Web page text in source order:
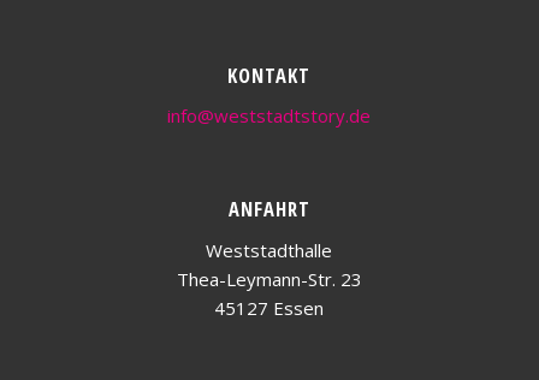
KONTAKT
info@weststadtstory.de
ANFAHRT
Weststadthalle
Thea-Leymann-Str. 23
45127 Essen